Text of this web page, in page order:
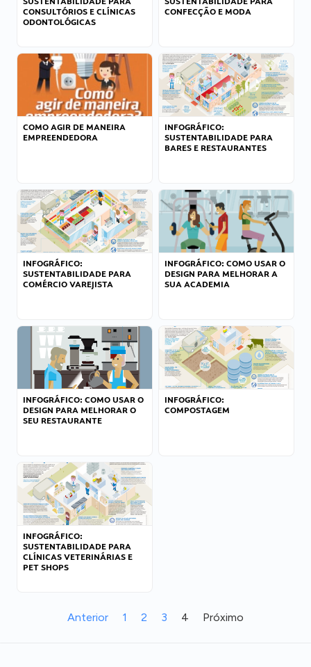
CONSULTÓRIOS E CLÍNICAS
ODONTOLÓGICAS
CONFECÇÃO E MODA
COMO AGIR DE MANEIRA
EMPREENDEDORA
INFOGRÁFICO:
SUSTENTABILIDADE PARA
BARES E RESTAURANTES
INFOGRÁFICO:
SUSTENTABILIDADE PARA
COMÉRCIO VAREJISTA
INFOGRÁFICO: COMO USAR O
DESIGN PARA MELHORAR A
SUA ACADEMIA
INFOGRÁFICO: COMO USAR O
DESIGN PARA MELHORAR O
SEU RESTAURANTE
INFOGRÁFICO:
COMPOSTAGEM
INFOGRÁFICO:
SUSTENTABILIDADE PARA
CLÍNICAS VETERINÁRIAS E
PET SHOPS
Anterior 1 2 3 4 Próximo